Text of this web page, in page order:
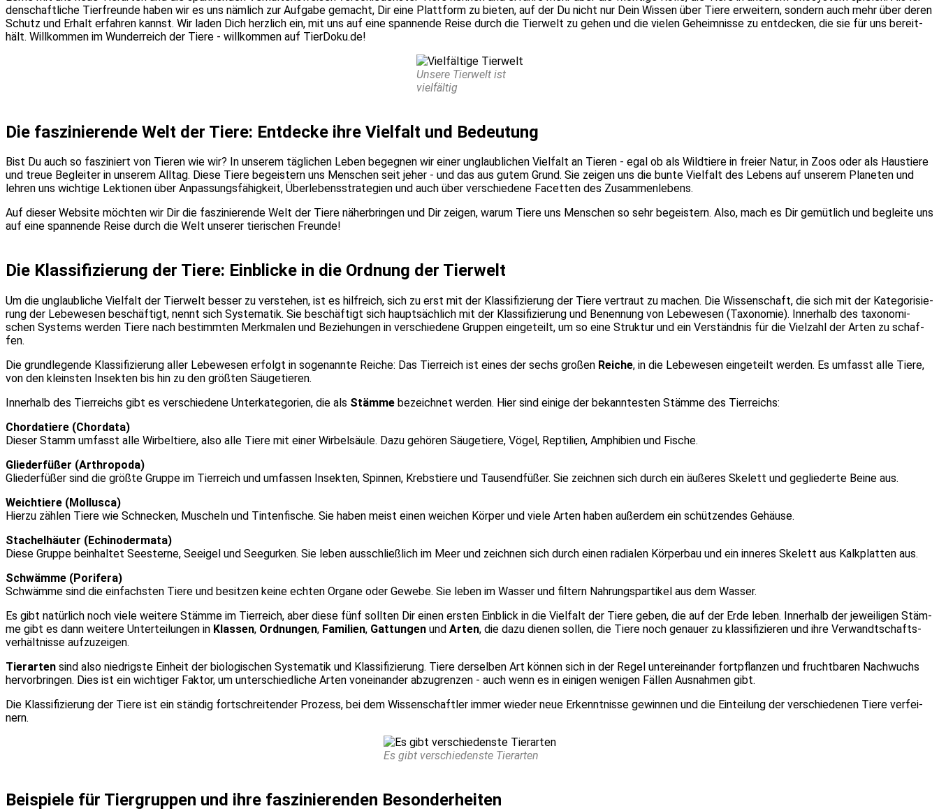
den­schaft­li­che Tier­freun­de haben wir es uns näm­lich zur Auf­ga­be gemacht, Dir eine Platt­form zu bie­ten, auf der Du nicht nur Dein Wis­sen über Tie­re erwei­tern, son­dern auch mehr über deren
Schutz und Erhalt erfah­ren kannst. Wir laden Dich herz­lich ein, mit uns auf eine span­nen­de Rei­se durch die Tier­welt zu gehen und die vie­len Geheim­nis­se zu ent­de­cken, die sie für uns bereit­
hält. Will­kom­men im Wun­der­reich der Tie­re - will­kom­men auf TierDoku.de!
Unse­re Tier­welt ist
viel­fäl­tig
Die fas­zi­nie­ren­de Welt der Tie­re: Ent­de­cke ihre Viel­falt und Bedeu­tung
Bist Du auch so fas­zi­niert von Tie­ren wie wir? In unse­rem täg­li­chen Leben begeg­nen wir einer unglaub­li­chen Viel­falt an Tie­ren - egal ob als Wild­tie­re in frei­er Natur, in Zoos oder als Haus­tie­re
und treue Beglei­ter in unse­rem All­tag. Die­se Tie­re begeis­tern uns Men­schen seit jeher - und das aus gutem Grund. Sie zei­gen uns die bun­te Viel­falt des Lebens auf unse­rem Pla­ne­ten und
leh­ren uns wich­ti­ge Lek­tio­nen über Anpas­sungs­fä­hig­keit, Über­le­bens­stra­te­gien und auch über ver­schie­de­ne Facet­ten des Zusam­men­le­bens.
Auf die­ser Web­site möch­ten wir Dir die fas­zi­nie­ren­de Welt der Tie­re näher­brin­gen und Dir zei­gen, war­um Tie­re uns Men­schen so sehr begeis­tern. Also, mach es Dir gemüt­lich und beglei­te uns
auf eine span­nen­de Rei­se durch die Welt unse­rer tie­ri­schen Freun­de!
Die Klas­si­fi­zie­rung der Tie­re: Ein­bli­cke in die Ord­nung der Tier­welt
Um die unglaub­li­che Viel­falt der Tier­welt bes­ser zu ver­ste­hen, ist es hilf­reich, sich zu erst mit der Klas­si­fi­zie­rung der Tie­re ver­traut zu machen. Die Wis­sen­schaft, die sich mit der Kate­go­ri­sie­
rung der Lebe­we­sen beschäf­tigt, nennt sich Sys­te­ma­tik. Sie beschäf­tigt sich haupt­säch­lich mit der Klas­si­fi­zie­rung und Benen­nung von Lebe­we­sen (Taxo­no­mie). Inner­halb des taxo­no­mi­
schen Sys­tems wer­den Tie­re nach bestimm­ten Merk­ma­len und Bezie­hun­gen in ver­schie­de­ne Grup­pen ein­ge­teilt, um so eine Struk­tur und ein Ver­ständ­nis für die Viel­zahl der Arten zu schaf­
fen.
Die grund­le­gen­de Klas­si­fi­zie­rung aller Lebe­we­sen erfolgt in soge­nann­te Rei­che: Das Tier­reich ist eines der sechs gro­ßen Rei­che, in die Lebe­we­sen ein­ge­teilt wer­den. Es umfasst alle Tie­re,
von den kleins­ten Insek­ten bis hin zu den größ­ten Säu­ge­tie­ren.
Inner­halb des Tier­reichs gibt es ver­schie­de­ne Unter­ka­te­go­rien, die als Stäm­me bezeich­net wer­den. Hier sind eini­ge der bekann­tes­ten Stäm­me des Tier­reichs:
Chor­da­tie­re (Chor­da­ta)
Die­ser Stamm umfasst alle Wir­bel­tie­re, also alle Tie­re mit einer Wir­bel­säu­le. Dazu gehö­ren Säu­ge­tie­re, Vögel, Rep­ti­li­en, Amphi­bi­en und Fische.
Glie­der­fü­ßer (Arthro­po­da)
Glie­der­fü­ßer sind die größ­te Grup­pe im Tier­reich und umfas­sen Insek­ten, Spin­nen, Krebs­tie­re und Tau­send­fü­ßer. Sie zeich­nen sich durch ein äuße­res Ske­lett und geglie­der­te Bei­ne aus.
Weich­tie­re (Mol­lu­s­ca)
Hier­zu zäh­len Tie­re wie Schne­cken, Muscheln und Tin­ten­fi­sche. Sie haben meist einen wei­chen Kör­per und vie­le Arten haben außer­dem ein schüt­zen­des Gehäu­se.
Sta­chel­häu­ter (Echi­no­der­ma­ta)
Die­se Grup­pe beinhal­tet See­ster­ne, See­igel und See­gur­ken. Sie leben aus­schließ­lich im Meer und zeich­nen sich durch einen radia­len Kör­per­bau und ein inne­res Ske­lett aus Kalk­plat­ten aus.
Schwäm­me (Porif­era)
Schwäm­me sind die ein­fachs­ten Tie­re und besit­zen kei­ne ech­ten Orga­ne oder Gewe­be. Sie leben im Was­ser und fil­tern Nah­rungs­par­ti­kel aus dem Was­ser.
Es gibt natür­lich noch vie­le wei­te­re Stäm­me im Tier­reich, aber die­se fünf soll­ten Dir einen ers­ten Ein­blick in die Viel­falt der Tie­re geben, die auf der Erde leben. Inner­halb der jewei­li­gen Stäm­
me gibt es dann wei­te­re Unter­tei­lun­gen in Klas­sen, Ord­nun­gen, Fami­li­en, Gat­tun­gen und Arten, die dazu die­nen sol­len, die Tie­re noch genau­er zu klas­si­fi­zie­ren und ihre Ver­wandt­schafts­
ver­hält­nis­se auf­zu­zei­gen.
Tier­ar­ten sind also nied­rigs­te Ein­heit der bio­lo­gi­schen Sys­te­ma­tik und Klas­si­fi­zie­rung. Tie­re der­sel­ben Art kön­nen sich in der Regel unter­ein­an­der fort­pflan­zen und frucht­ba­ren Nach­wuchs
her­vor­brin­gen. Dies ist ein wich­ti­ger Fak­tor, um unter­schied­li­che Arten von­ein­an­der abzu­gren­zen - auch wenn es in eini­gen weni­gen Fäl­len Aus­nah­men gibt.
Die Klas­si­fi­zie­rung der Tie­re ist ein stän­dig fort­schrei­ten­der Pro­zess, bei dem Wis­sen­schaft­ler immer wie­der neue Erkennt­nis­se gewin­nen und die Ein­tei­lung der ver­schie­de­nen Tie­re ver­fei­
nern.
Es gibt ver­schie­dens­te Tier­ar­ten
Bei­spie­le für Tier­grup­pen und ihre fas­zi­nie­ren­den Beson­der­hei­ten